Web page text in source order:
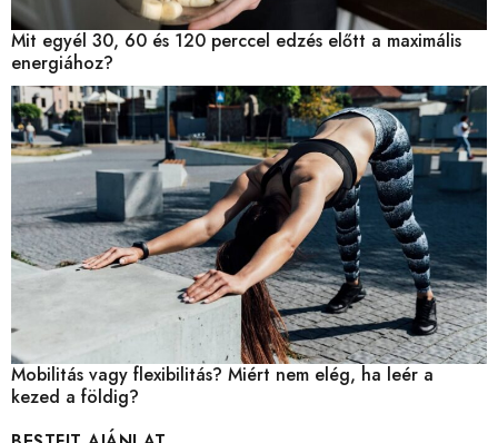
Mit egyél 30, 60 és 120 perccel edzés előtt a maximális
energiához?
Mobilitás vagy flexibilitás? Miért nem elég, ha leér a
kezed a földig?